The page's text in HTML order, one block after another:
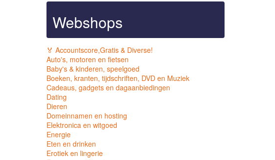
Webshops
🏅 Accountscore,Gratis & Diverse!
Auto's, motoren en fietsen
Baby's & kinderen, speelgoed
Boeken, kranten, tijdschriften, DVD en Muziek
Cadeaus, gadgets en dagaanbiedingen
Dating
Dieren
Domeinnamen en hosting
Elektronica en witgoed
Energie
Eten en drinken
Erotiek en lingerie